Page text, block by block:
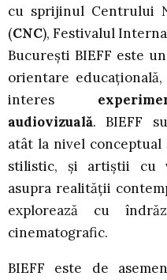
cu sprijinul Centrului
(CNC), Festivalul
Bucureşti BIEFF este
orientare
interes
audiovizuală. BIEFF
atât la nivel
stilistic, și artiştii cu
asupra realităţii
explorează cu
cinematografic.
BIEFF este de